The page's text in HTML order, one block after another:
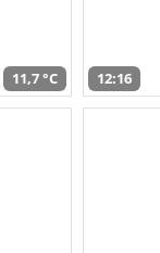
11,7 °C 12:16